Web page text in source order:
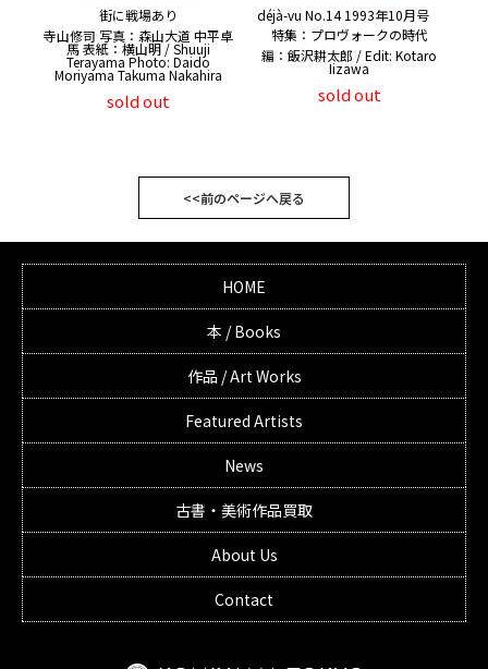
街に戦場あり
寺山修司 写真：森山大道 中平卓
馬 表紙：横山明 / Shuuji
Terayama Photo: Daido
Moriyama Takuma Nakahira
sold out
déjà-vu No.14 1993年10月号
特集：プロヴォークの時代
編：飯沢耕太郎 / Edit: Kotaro
Iizawa
sold out
<<前のページへ戻る
HOME
本 / Books
作品 / Art Works
Featured Artists
News
古書・美術作品買取
About Us
Contact